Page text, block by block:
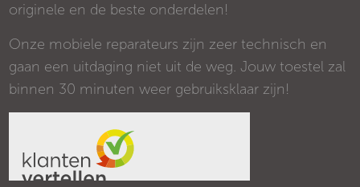
originele en de beste onderdelen!
Onze mobiele reparateurs zijn zeer technisch en
gaan een uitdaging niet uit de weg. Jouw toestel zal
binnen 30 minuten weer gebruiksklaar zijn!